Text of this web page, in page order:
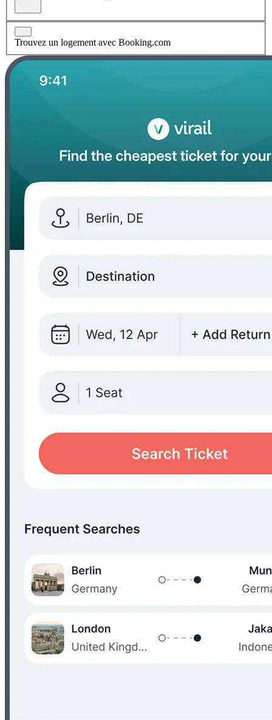
Trouvez un logement avec Booking.com